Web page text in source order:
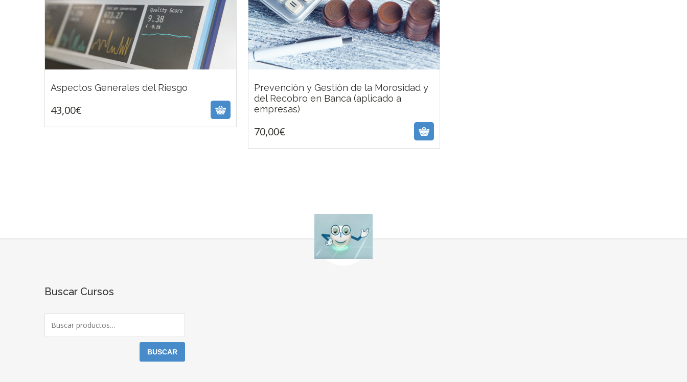
Aspectos Generales del Riesgo
43,00€
43,00€
Prevención y Gestión de la Morosidad y
del Recobro en Banca (aplicado a
empresas)
70,00€
70,00 €
Buscar Cursos
BUSCAR